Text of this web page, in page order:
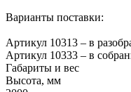
Варианты поставки:
Артикул 10313 – в
Артикул 10333 – в
Габариты и вес
Высота, мм